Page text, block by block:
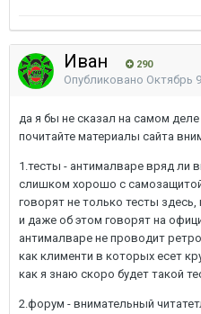
Иван 290
Опубликовано Октябрь
да я бы не сказал на самом
почитайте материалы сайта
1.тесты - антималваре вряд ли
слишком хорошо с
говорят не только тесты
и даже об этом говорят на
антималваре не проводит
как клименти в которых есет
как я знаю скоро будет такой
2.форум - внимательный